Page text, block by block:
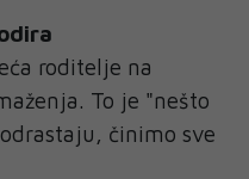
roditelje na
To je "nešto
činimo sve